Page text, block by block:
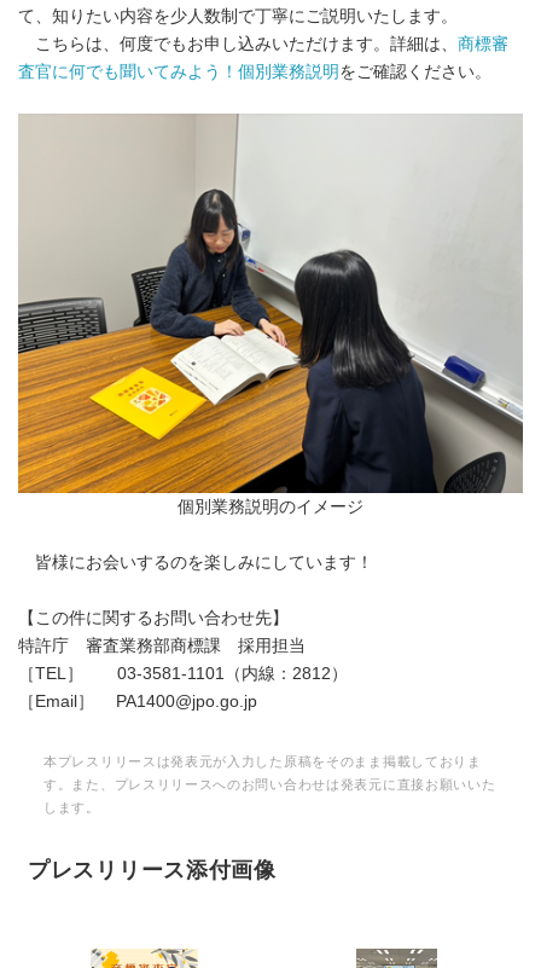
て、知りたい内容を少人数制で丁寧にご説明いたします。
こちらは、何度でもお申し込みいただけます。詳細は、 商標審
査官に何でも聞いてみよう！個別業務説明 をご確認ください。
個別業務説明のイメージ
皆様にお会いするのを楽しみにしています！
【この件に関するお問い合わせ先】
特許庁 審査業務部商標課 採用担当
［TEL］ 03-3581-1101（内線：2812）
［Email］ PA1400@jpo.go.jp
本プレスリリースは発表元が入力した原稿をそのまま掲載しておりま
す。また、プレスリリースへのお問い合わせは発表元に直接お願いいた
します。
プレスリリース添付画像